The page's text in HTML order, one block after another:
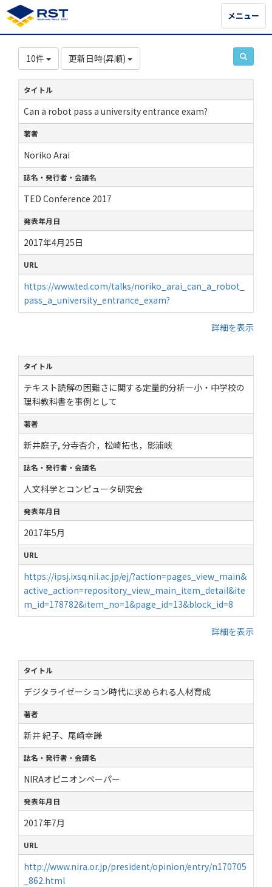
メニュー
メニュー
10件 更新日時(昇順)
タイトル
Can a robot pass a university entrance exam?
著者
Noriko Arai
誌名・発行者・会議名
TED Conference 2017
発表年月日
2017年4月25日
URL
https://www.ted.com/talks/noriko_arai_can_a_robot_
pass_a_university_entrance_exam?
詳細を表示
タイトル
テキスト読解の困難さに関する定量的分析―小・中学校の
理科教科書を事例として
著者
新井庭子, 分寺杏介，松崎拓也，影浦峡
誌名・発行者・会議名
人文科学とコンピュータ研究会
発表年月日
2017年5月
URL
https://ipsj.ixsq.nii.ac.jp/ej/?action=pages_view_main&
active_action=repository_view_main_item_detail&ite
m_id=178782&item_no=1&page_id=13&block_id=8
詳細を表示
タイトル
デジタライゼーション時代に求められる人材育成
著者
新井 紀子、尾崎幸謙
誌名・発行者・会議名
NIRAオピニオンペーパー
発表年月日
2017年7月
URL
http://www.nira.or.jp/president/opinion/entry/n170705
_862.html